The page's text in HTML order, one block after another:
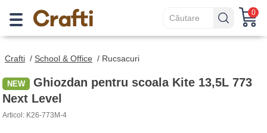
0
Crafti / School & Office / Rucsacuri
Ghiozdan pentru scoala Kite 13,5L 773
Next Level
Articol: K26-773M-4